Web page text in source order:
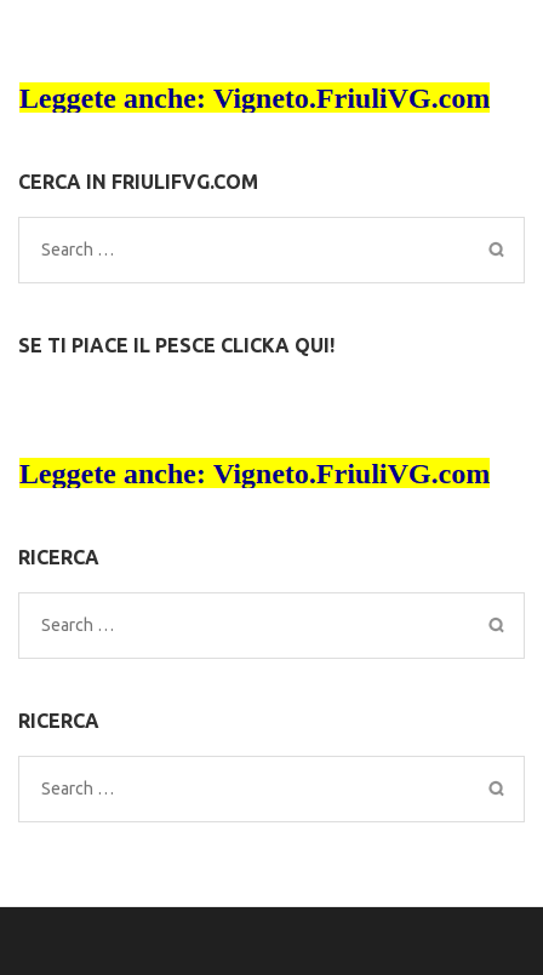
CERCA IN FRIULIFVG.COM
Search
for:
SE TI PIACE IL PESCE CLICKA QUI!
RICERCA
Search
for:
RICERCA
Search
for: